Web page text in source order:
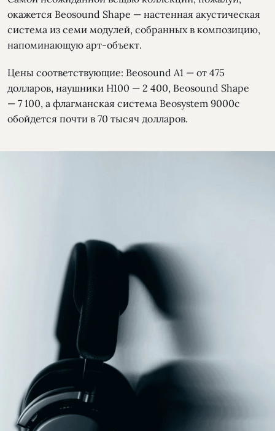
окажется Beosound Shape — настенная акустическая
система из семи модулей, собранных в композицию,
напоминающую арт-объект.
Цены соответствующие: Beosound A1 — от 475
долларов, наушники H100 — 2 400, Beosound Shape
— 7 100, а флагманская система Beosystem 9000c
обойдется почти в 70 тысяч долларов.